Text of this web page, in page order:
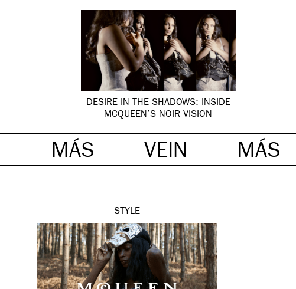
DESIRE IN THE SHADOWS: INSIDE
MCQUEEN’S NOIR VISION
MÁS VEIN MÁS
STYLE